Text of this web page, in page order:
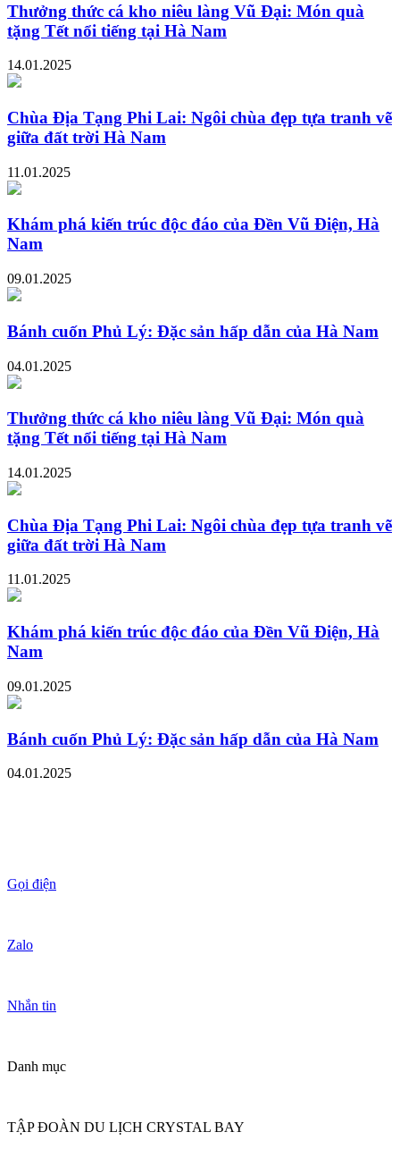
Thưởng thức cá kho niêu làng Vũ Đại: Món quà
tặng Tết nổi tiếng tại Hà Nam
14.01.2025
Chùa Địa Tạng Phi Lai: Ngôi chùa đẹp tựa tranh vẽ
giữa đất trời Hà Nam
11.01.2025
Khám phá kiến trúc độc đáo của Đền Vũ Điện, Hà
Nam
09.01.2025
Bánh cuốn Phủ Lý: Đặc sản hấp dẫn của Hà Nam
04.01.2025
Thưởng thức cá kho niêu làng Vũ Đại: Món quà
tặng Tết nổi tiếng tại Hà Nam
14.01.2025
Chùa Địa Tạng Phi Lai: Ngôi chùa đẹp tựa tranh vẽ
giữa đất trời Hà Nam
11.01.2025
Khám phá kiến trúc độc đáo của Đền Vũ Điện, Hà
Nam
09.01.2025
Bánh cuốn Phủ Lý: Đặc sản hấp dẫn của Hà Nam
04.01.2025
Gọi điện
Zalo
Nhắn tin
Danh mục
TẬP ĐOÀN DU LỊCH CRYSTAL BAY